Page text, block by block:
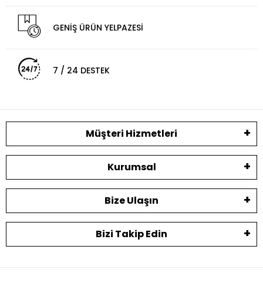
GENİŞ ÜRÜN YELPAZESİ
7 / 24 DESTEK
Müşteri Hizmetleri
Kurumsal
Bize Ulaşın
Bizi Takip Edin